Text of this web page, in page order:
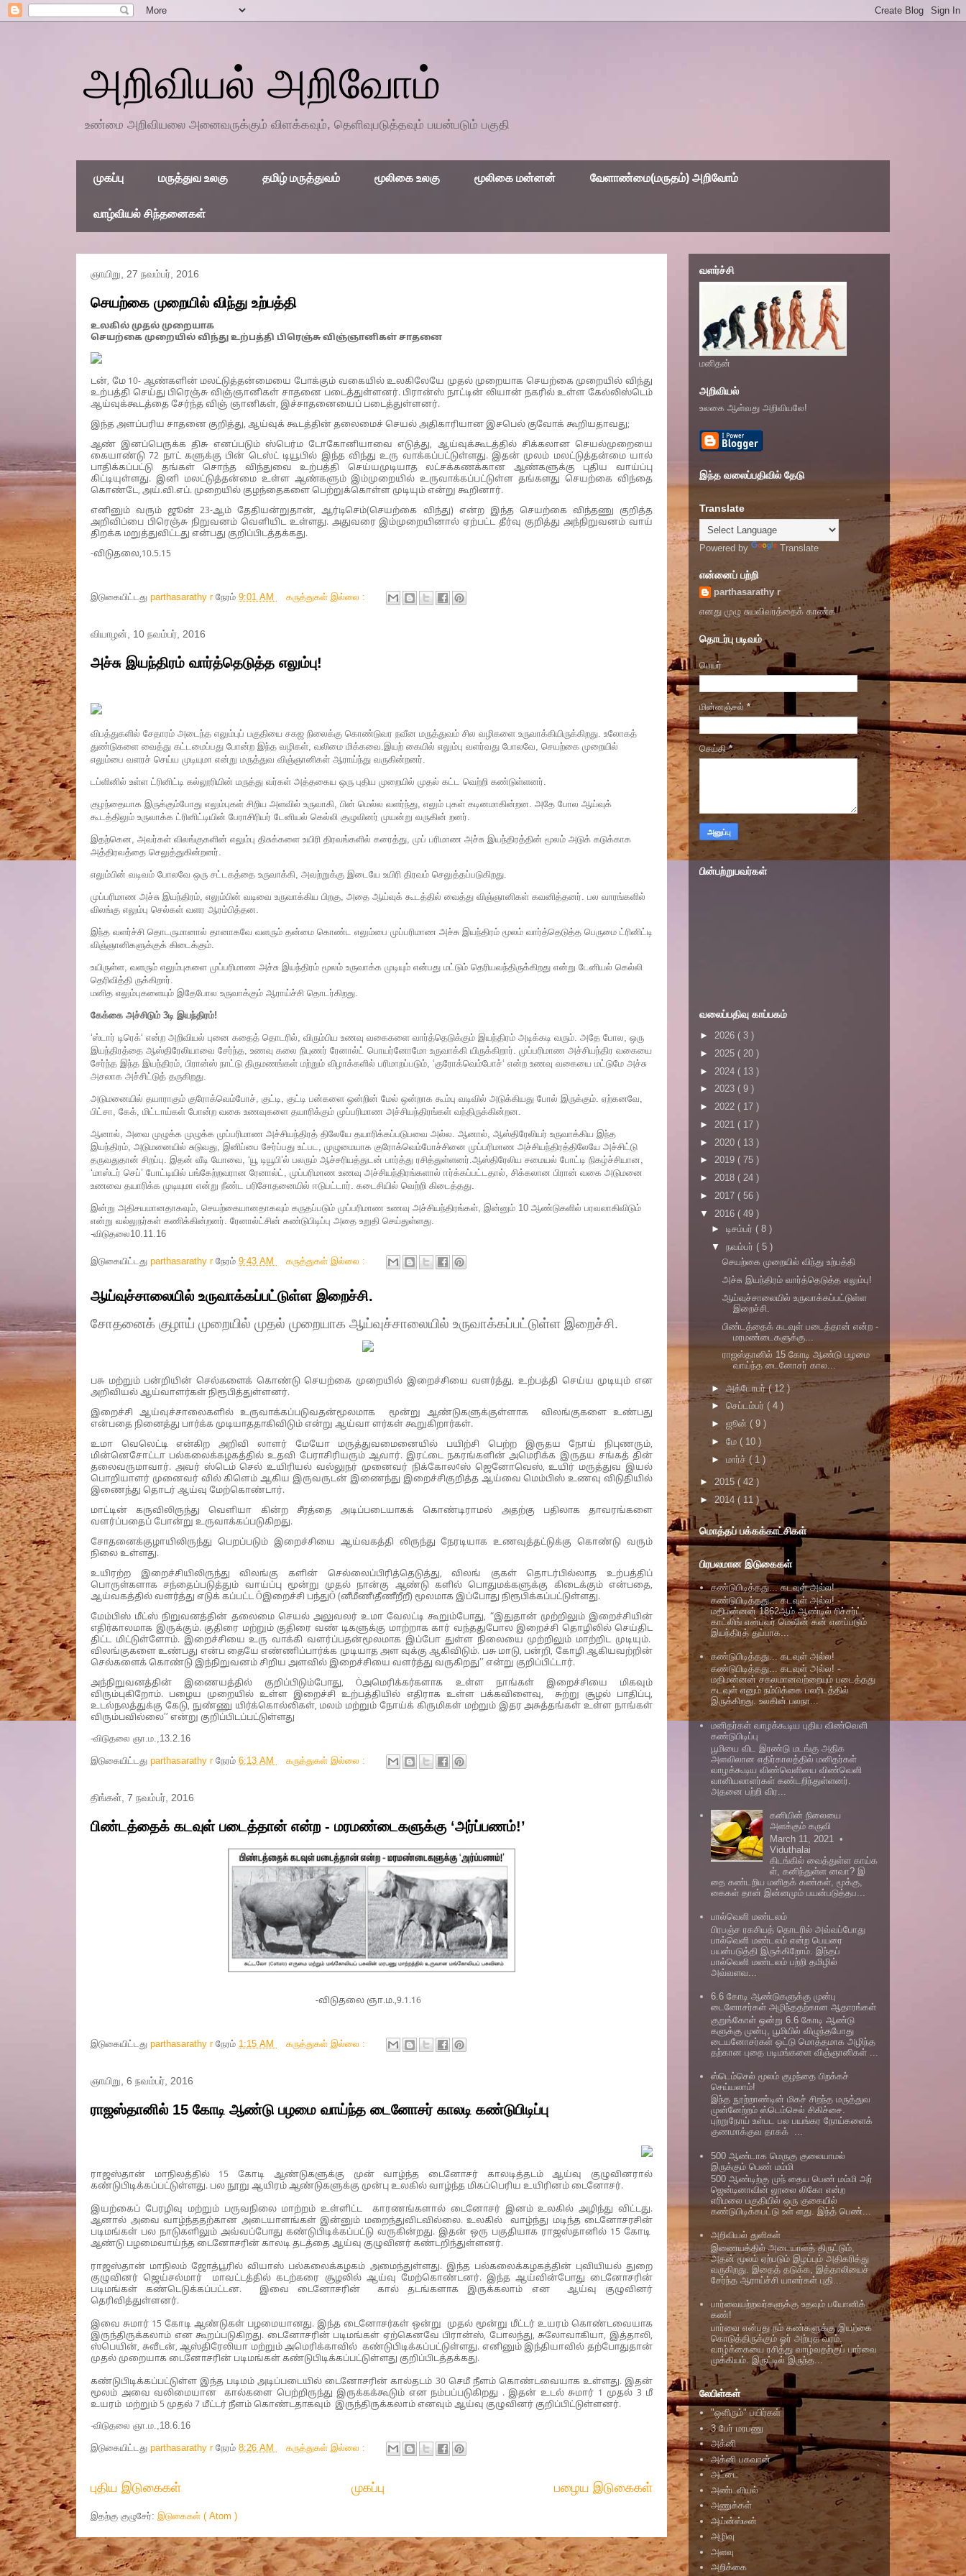
அறிவியல் அறிவோம்
உண்மை அறிவியலை அனைவருக்கும் விளக்கவும், தெளிவுபடுத்தவும் பயன்படும் பகுதி
முகப்பு மருத்துவ உலகு தமிழ் மருத்துவம் மூலிகை உலகு மூலிகை மன்னன் வேளாண்மை(மருதம்) அறிவோம்
வாழ்வியல் சிந்தனைகள்
ஞாயிறு, 27 நவம்பர், 2016
செயற்கை முறையில் விந்து உற்பத்தி
உலகில் முதல் முறையாக
செயற்கை முறையில் விந்து உற்பத்தி பிரெஞ்சு விஞ்ஞானிகள் சாதனை
டன், மே 10- ஆண்களின் மலட்டுத்தன்மையை போக்கும் வகையில் உலகிலேயே முதல் முறையாக செயற்கை முறையில் விந்து
உற்பத்தி செய்து பிரெஞ்சு விஞ்ஞானிகள் சாதனை படைத்துள்ளனர். பிரான்ஸ் நாட்டின் லியான் நகரில் உள்ள கேல்லிஸ்டெம்
ஆய்வுக்கூடத்தை சேர்ந்த விஞ் ஞானிகள், இச்சாதனையைப் படைத்துள்ளனர்.
இந்த அளப்பரிய சாதனை குறித்து, ஆய்வுக் கூடத்தின் தலைமைச் செயல் அதிகாரியான இசபெல் குவோக் கூறியதாவது;
ஆண் இனப்பெருக்க திசு எனப்படும் ஸ்பெர்ம டோகோனியாவை எடுத்து, ஆய்வுக்கூடத்தில் சிக்கலான செயல்முறையை
கையாண்டு 72 நாட் களுக்கு பின் டெஸ்ட் டியூபில் இந்த விந்து உரு வாக்கப்பட்டுள்ளது. இதன் முலம் மலட்டுத்தன்மை யால்
பாதிக்கப்பட்டு தங்கள் சொந்த விந்துவை உற்பத்தி செய்யமுடியாத லட்சக்கணக்கான ஆண்களுக்கு புதிய வாய்ப்பு
கிட்டியுள்ளது. இனி மலட்டுத்தன்மை உள்ள ஆண்களும் இம்முறையில் உருவாக்கப்பட்டுள்ள தங்களது செயற்கை விந்தை
கொண்டே, அய்.வி.எப். முறையில் குழந்தைகளை பெற்றுக்கொள்ள முடியும் என்று கூறினார்.
எனினும் வரும் ஜூன் 23-ஆம் தேதியன்றுதான், ஆர்டிசெம்(செயற்கை விந்து) என்ற இந்த செயற்கை விந்தணு குறித்த
அறிவிப்பை பிரெஞ்சு நிறுவனம் வெளியிட உள்ளது. அதுவரை இம்முறையினால் ஏற்பட்ட தீர்வு குறித்து அந்நிறுவனம் வாய்
திறக்க மறுத்துவிட்டது என்பது குறிப்பிடத்தக்கது.
-விடுதலை,10.5.15
இடுகையிட்டது parthasarathy r நேரம் 9:01 AM கருத்துகள் இல்லை :
வியாழன், 10 நவம்பர், 2016
அச்சு இயந்திரம் வார்த்தெடுத்த எலும்பு!
விபத்துகளில் சேதாரம் அடைந்த எலும்புப் பகுதியை சகஜ நிலைக்கு கொண்டுவர நவீன மருத்துவம் சில வழிகளை உருவாக்கியிருக்கிறது. உலோகத்
துண்டுகளை வைத்து கட்டமைப்பது போன்ற இந்த வழிகள், வலிமை மிக்கவை.இயற் கையில் எலும்பு வளர்வது போலவே, செயற்கை முறையில்
எலும்பை வளரச் செய்ய முடியுமா என்று மருத்துவ விஞ்ஞானிகள் ஆராய்ந்து வருகின்றனர்.
டப்ளினில் உள்ள ட்ரினிட்டி கல்லூரியின் மருத்து வர்கள் அத்தகைய ஒரு புதிய முறையில் முதல் கட்ட வெற்றி கண்டுள்ளனர்.
குழந்தையாக இருக்கும்போது எலும்புகள் சிறிய அளவில் உருவாகி, பின் மெல்ல வளர்ந்து, எலும் புகள் கடினமாகின்றன. அதே போல ஆய்வுக்
கூடத்திலும் உருவாக்க ட்ரினிட்டியின் பேராசிரியர் டேனியல் கெல்லி குழுவினர் முயன்று வருகின் றனர்.
இதற்கென, அவர்கள் விலங்குகளின் எலும்பு திசுக்களை உயிரி திரவங்களில் கரைத்து, முப் பரிமாண அச்சு இயந்திரத்தின் மூலம் அடுக் கடுக்காக
அத்திரவத்தை செலுத்துகின்றனர்.
எலும்பின் வடிவம் போலவே ஒரு சட்டகத்தை உருவாக்கி, அவற்றுக்கு இடையே உயிரி திரவம் செலுத்தப்படுகிறது.
முப்பரிமாண அச்சு இயந்திரம், எலும்பின் வடிவை உருவாக்கிய பிறகு, அதை ஆய்வுக் கூடத்தில் வைத்து விஞ்ஞானிகள் கவனித்தனர். பல வாரங்களில்
விலங்கு எலும்பு செல்கள் வளர ஆரம்பித்தன.
இந்த வளர்ச்சி தொடருமானால் தானாகவே வளரும் தன்மை கொண்ட எலும்பை முப்பரிமாண அச்சு இயந்திரம் மூலம் வார்த்தெடுத்த பெருமை ட்ரினிட்டி
விஞ்ஞானிகளுக்குக் கிடைக்கும்.
உயிருள்ள, வளரும் எலும்புகளை முப்பரிமாண அச்சு இயந்திரம் மூலம் உருவாக்க முடியும் என்பது மட்டும் தெரியவந்திருக்கிறது என்று டேனியல் கெல்லி
தெரிவித்தி ருக்கிறார்.
மனித எலும்புகளையும் இதேபோல உருவாக்கும் ஆராய்ச்சி தொடர்கிறது.
கேக்கை அச்சிடும் 3டி இயந்திரம்!
‘ஸ்டார் டிரெக்‘ என்ற அறிவியல் புனை கதைத் தொடரில், விரும்பிய உணவு வகைகளை வார்த்தெடுக்கும் இயந்திரம் அடிக்கடி வரும். அதே போல, ஒரு
இயந்திரத்தை ஆஸ்திரேலியாவை சேர்ந்த, உணவு கலை நிபுணர் ரேனால்ட் பொயர்னோமோ உருவாக்கி யிருக்கிறார். முப்பரிமாண அச்சியந்திர வகையை
சேர்ந்த இந்த இயந்திரம், பிரான்ஸ் நாட்டு திருமணங்கள் மற்றும் விழாக்களில் பரிமாறப்படும், ‘குரோக்வெம்போச்‘ என்ற உணவு வகையை மட்டுமே அச்சு
அசலாக அச்சிட்டுத் தருகிறது.
அடுமனையில் தயாராகும் குரோக்வெம்போச், குட்டி, குட்டி பன்களை ஒன்றின் மேல் ஒன்றாக கூம்பு வடிவில் அடுக்கியது போல் இருக்கும். ஏற்கனவே,
பிட்சா, கேக், மிட்டாய்கள் போன்ற வகை உணவுகளை தயாரிக்கும் முப்பரிமாண அச்சியந்திரங்கள் வந்திருக்கின்றன.
ஆனால், அவை முழுக்க முழுக்க முப்பரிமாண அச்சியந்திரத் திலேயே தயாரிக்கப்படுபவை அல்ல. ஆனால், ஆஸ்திரேலியர் உருவாக்கிய இந்த
இயந்திரம், அடுமனையில் சுடுவது, இனிப்பை சேர்ப்பது உட்பட, முழுமையாக குரோக்வெம்போச்சினை முப்பரிமாண அச்சியந்திரத்திலேயே அச்சிட்டு
தருவதுதான் சிறப்பு. இதன் வீடி யோவை, ‘யூ டியூபி’ல் பலரும் ஆச்சரியத்துடன் பார்த்து ரசித்துள்ளனர்.ஆஸ்திரேலிய சமையல் போட்டி நிகழ்ச்சியான,
‘மாஸ்டர் செப்’ போட்டியில் பங்கேற்றவரான ரேனால்ட், முப்பரிமாண உணவு அச்சியந்திரங்களால் ஈர்க்கப்பட்டதால், சிக்கலான பிரான் வகை அடுமனை
உணவை தயாரிக்க முடியுமா என்று நீண்ட பரிசோதனையில் ஈடுபட்டார். கடைசியில் வெற்றி கிடைத்தது.
இன்று அதிசயமானதாகவும், செயற்கையானதாகவும் கருதப்படும் முப்பரிமாண உணவு அச்சியந்திரங்கள், இன்னும் 10 ஆண்டுகளில் பரவலாகிவிடும்
என்று வல்லுநர்கள் கணிக்கின்றனர். ரேனால்ட்சின் கண்டுபிடிப்பு அதை உறுதி செய்துள்ளது.
-விடுதலை10.11.16
இடுகையிட்டது parthasarathy r நேரம் 9:43 AM கருத்துகள் இல்லை :
ஆய்வுச்சாலையில் உருவாக்கப்பட்டுள்ள இறைச்சி.
சோதனைக் குழாய் முறையில் முதல் முறையாக ஆய்வுச்சாலையில் உருவாக்கப்பட்டுள்ள இறைச்சி.
பசு மற்றும் பன்றியின் செல்களைக் கொண்டு செயற்கை முறையில் இறைச்சியை வளர்த்து, உற்பத்தி செய்ய முடியும் என
அறிவியல் ஆய்வாளர்கள் நிரூபித்துள்ளனர்.
இறைச்சி ஆய்வுச்சாலைகளில் உருவாக்கப்படுவதன்மூலமாக மூன்று ஆண்டுகளுக்குள்ளாக விலங்குகளை உண்பது
என்பதை நினைத்து பார்க்க முடியாததாகிவிடும் என்று ஆய்வா ளர்கள் கூறுகிறார்கள்.
உமா வெலெட்டி என்கிற அறிவி லாளர் மேயோ மருத்துவமைனையில் பயிற்சி பெற்ற இருதய நோய் நிபுணரும்,
மின்னெசோட்டா பல்கலைக்கழகத்தில் உதவி பேராசிரியரும் ஆவார். இரட்டை நகரங்களின் அமெரிக்க இருதய சங்கத் தின்
தலைவருமாவார். அவர் ஸ்டெம் செல் உயிரியல் வல்லுநர் முனைவர் நிக்கோல¢ஸ் ஜெனோவெஸ், உயிர் மருத்துவ இயல்
பொறியாளர் முனைவர் வில் கிளெம் ஆகிய இருவருடன் இணைந்து இறைச்சிகுறித்த ஆய்வை மெம்பிஸ் உணவு விடுதியில்
இணைந்து தொடர் ஆய்வு மேற்கொண்டார்.
மாட்டின் கருவிலிருந்து வெளியா கின்ற சீரத்தை அடிப்படையாகக் கொண்டிராமல் அதற்கு பதிலாக தாவரங்களை
வளர்ப்பதைப் போன்று உருவாக்கப்படுகிறது.
சோதனைக்குழாயிலிருந்து பெறப்படும் இறைச்சியை ஆய்வகத்தி லிருந்து நேரடியாக உணவுத்தட்டுக்கு கொண்டு வரும்
நிலை உள்ளது.
உயிரற்ற இறைச்சியிலிருந்து விலங்கு களின் செல்லைப்பிரித்தெடுத்து, விலங் குகள் தொடர்பில்லாத உற்பத்திப்
பொருள்களாக சந்தைப்படுத்தும் வாய்ப்பு மூன்று முதல் நான்கு ஆண்டு களில் பொதுமக்களுக்கு கிடைக்கும் என்பதை,
ஆய்வகத்தில் வளர்த்து எடுக் கப்பட்ட Ôஇறைச்சி பந்துÕ (னீமீணீtதீணீறீறீ) மூலமாக இப்போது நிரூபிக்கப்பட்டுள்ளது.
மேம்பிஸ் மீட்ஸ் நிறுவனத்தின் தலைமை செயல் அலுவலர் உமா வேலட்டி கூறும்போது, “இதுதான் முற்றிலும் இறைச்சியின்
எதிர்காலமாக இருக்கும். குதிரை மற்றும் குதிரை வண் டிகளுக்கு மாற்றாக கார் வந்ததுபோல இறைச்சி தொழிலில் செய்திட
திட்ட மிட்டுள்ளோம். இறைச்சியை உரு வாக்கி வளர்ப்பதன்மூலமாக இப்போ துள்ள நிலையை முற்றிலும் மாற்றிட முடியும்.
விலங்குகளை உண்பது என்ப தையே எண்ணிப்பார்க்க முடியாத அள வுக்கு ஆகிவிடும். பசு மாடு, பன்றி, கோழி ஆகியவற்றின்
செல்களைக் கொண்டு இந்நிறுவனம் சிறிய அளவில் இறைச்சியை வளர்த்து வருகிறது’’ என்று குறிப்பிட்டார்.
அந்நிறுவனத்தின் இணையத்தில் குறிப்பிடும்போது, Òஅமெரிக்கர்களாக உள்ள நாங்கள் இறைச்சியை மிகவும்
விரும்புகிறோம். பழைய முறையில் உள்ள இறைச்சி உற்பத்தியில் எதிராக உள்ள பக்கவிளைவு, சுற்று சூழல் பாதிப்பு,
உடல்நலத்துக்கு கேடு, நுண்ணு யிர்க்கொல்லிகள், மலம் மற்றும் நோய்க் கிருமிகள் மற்றும் இதர அசுத்தங்கள் உள்ள நாங்கள்
விரும்பவில்லை’’ என்று குறிப்பிடப்பட்டுள்ளது
-விடுதலை ஞா.ம.,13.2.16
இடுகையிட்டது parthasarathy r நேரம் 6:13 AM கருத்துகள் இல்லை :
திங்கள், 7 நவம்பர், 2016
பிண்டத்தைக் கடவுள் படைத்தான் என்ற - மரமண்டைகளுக்கு ‘அர்ப்பணம்!’
-விடுதலை ஞா.ம.,9.1.16
இடுகையிட்டது parthasarathy r நேரம் 1:15 AM கருத்துகள் இல்லை :
ஞாயிறு, 6 நவம்பர், 2016
ராஜஸ்தானில் 15 கோடி ஆண்டு பழமை வாய்ந்த டைனோசர் காலடி கண்டுபிடிப்பு
ராஜஸ்தான் மாநிலத்தில் 15 கோடி ஆண்டுகளுக்கு முன் வாழ்ந்த டைனோசர் காலடித்தடம் ஆய்வு குழுவினரால்
கண்டுபிடிக்கப்பட்டுள்ளது. பல நூறு ஆயிரம் ஆண்டுகளுக்கு முன்பு உலகில் வாழ்ந்த மிகப்பெரிய உயிரினம் டைனோசர்.
இயற்கைப் பேரழிவு மற்றும் பருவநிலை மாற்றம் உள்ளிட்ட காரணங்களால் டைனோசர் இனம் உலகில் அழிந்து விட்டது.
ஆனால் அவை வாழ்ந்ததற்கான அடையாளங்கள் இன்னும் மறைந்துவிடவில்லை. உலகில் வாழ்ந்து மடிந்த டைனோசரசின்
படிமங்கள் பல நாடுகளிலும் அவ்வப்போது கண்டுபிடிக்கப்பட்டு வருகின்றது. இதன் ஒரு பகுதியாக ராஜஸ்தானில் 15 கோடி
ஆண்டு பழமைவாய்ந்த டைனோசரின் காலடி தடத்தை ஆய்வு குழுவினர் கண்டறிந்துள்ளனர்.
ராஜஸ்தான் மாநிலம் ஜோத்பூரில் வியாஸ் பல்கலைக்கழகம் அமைந்துள்ளது. இந்த பல்கலைக்கழகத்தின் புவியியல் துறை
குழுவினர் ஜெய்சல்மார் மாவட்டத்தில் கடற்கரை சூழலில் ஆய்வு மேற்கொண்டனர். இந்த ஆய்வின்போது டைனோசரின்
படிமங்கள் கண்டெடுக்கப்பட்டன. இவை டைனோசரின் கால் தடங்களாக இருக்கலாம் என ஆய்வு குழுவினர்
தெரிவித்துள்ளனர்.
இவை சுமார் 15 கோடி ஆண்டுகள் பழமையானது. இந்த டைனோசர்கள் ஒன்று முதல் மூன்று மீட்டர் உயரம் கொண்டவையாக
இருந்திருக்கலாம் என கூறப்படுகிறது. டைனோசரின் படிமங்கள் ஏற்கெனவே பிரான்ஸ், போலந்து, சுலோவாகியா, இத்தாலி,
ஸ்பெயின், சுவீடன், ஆஸ்திரேலியா மற்றும் அமெரிக்காவில் கண்டுபிடிக்கப்பட்டுள்ளது. எனினும் இந்தியாவில் தற்போதுதான்
முதல் முறையாக டைனோசரின் படிமங்கள் கண்டுபிடிக்கப்பட்டுள்ளது குறிப்பிடத்தக்கது.
கண்டுபிடிக்கப்பட்டுள்ள இந்த படிமம் அடிப்படையில் டைனோசரின் கால்தடம் 30 செமீ நீளம் கொண்டவையாக உள்ளது. இதன்
மூலம் அவை வலிமையான கால்களை பெற்றிருந்து இருக்கக்கூடும் என நம்பப்படுகிறது . இதன் உடல் சுமார் 1 முதல் 3 மீ
உயரம் மற்றும் 5 முதல் 7 மீட்டர் நீளம் கொண்டதாகவும் இருந்திருக்கலாம் எனவும் ஆய்வு குழுவினர் குறிப்பிட்டுள்ளனர்.
-விடுதலை ஞா.ம.,18.6.16
இடுகையிட்டது parthasarathy r நேரம் 8:26 AM கருத்துகள் இல்லை :
புதிய இடுகைகள் பழைய இடுகைகள்
முகப்பு
இதற்கு குழுசேர்: இடுகைகள் ( Atom )
வளர்ச்சி
மனிதன்
அறிவியல்
உலகை ஆள்வது அறிவியலே!
இந்த வலைப்பதிவில் தேடு
Translate
Powered by Translate
என்னைப் பற்றி
parthasarathy r
எனது முழு சுயவிவரத்தைக் காண்க
தொடர்பு படிவம்
பெயர்
மின்னஞ்சல் *
செய்தி*
பின்பற்றுபவர்கள்
வலைப்பதிவு காப்பகம்
► 2026 ( 3 )
► 2025 ( 20 )
► 2024 ( 13 )
► 2023 ( 9 )
► 2022 ( 17 )
► 2021 ( 17 )
► 2020 ( 13 )
► 2019 ( 75 )
► 2018 ( 24 )
► 2017 ( 56 )
▼ 2016 ( 49 )
► டிசம்பர் ( 8 )
▼ நவம்பர் ( 5 )
செயற்கை முறையில் விந்து உற்பத்தி
அச்சு இயந்திரம் வார்த்தெடுத்த எலும்பு!
ஆய்வுச்சாலையில் உருவாக்கப்பட்டுள்ள
இறைச்சி.
பிண்டத்தைக் கடவுள் படைத்தான் என்ற -
மரமண்டைகளுக்கு...
ராஜஸ்தானில் 15 கோடி ஆண்டு பழமை
வாய்ந்த டைனோசர் கால...
► அக்டோபர்( 12 )
► செப்டம்பர் ( 4 )
► ஜூன் ( 9 )
► மே ( 10 )
► மார்ச் ( 1 )
► 2015 ( 42 )
► 2014 ( 11 )
மொத்தப் பக்கக்காட்சிகள்
பிரபலமான இடுகைகள்
கண்டுபிடித்தது... கடவுள் அல்ல!
கண்டுபிடித்தது... கடவுள் அல்ல! -
மதிமன்னன் 1862ஆம் ஆண்டில் ரிச்சர்ட்
காட்லிங் என்பவர் மெஷின் கன் எனப்படும்
இயந்திரத் துப்பாக...
கண்டுபிடித்தது... கடவுள் அல்ல!
கண்டுபிடித்தது... கடவுள் அல்ல! -
மதிமன்னன் சகலமானவற்றையும் படைத்தது
கடவுள் எனும் நம்பிக்கை பலரிடத்தில்
இருக்கிறது. உலகின் பலநா...
மனிதர்கள் வாழக்கூடிய புதிய விண்வெளி
கண்டுபிடிப்பு
பூமியை விட இரண்டு மடங்கு அதிக
அளவிலான எதிர்காலத்தில் மனிதர்கள்
வாழக்கூடிய விண்வெளியை விண்வெளி
வானியலாளர்கள் கண்டறிந்துள்ளனர்.
அதனை பற்றி விர...
கனியின் நிலையை
அளக்கும் கருவி
March 11, 2021 •
Viduthalai
கிடங்கில் வைத்துள்ள காய்க
ள், கனிந்துள்ள னவா? இ
தை கண்டறிய மனிதக் கண்கள், மூக்கு,
கைகள் தான் இன்னமும் பயன்படுத்தப...
பால்வெளி மண்டலம்
பிரபஞ்ச ரகசியத் தொடரில் அவ்வப்போது
பால்வெளி மண்டலம் என்ற பெயரை
பயன்படுத்தி இருக்கிறோம். இந்தப்
பால்வெளி மண்டலம் பற்றி தமிழில்
அவ்வளவ...
6.6 கோடி ஆண்டுகளுக்கு முன்பு
டைனோசர்கள் அழிந்ததற்கான ஆதாரங்கள்
குறுங்கோள் ஒன்று 6.6 கோடி ஆண்டு
களுக்கு முன்பு, பூமியில் விழுந்தபோது
டையனோசர்கள் ஒட்டு மொத்தமாக அழிந்த
தற்கான புதை படிமங்களை விஞ்ஞானிகள் ...
ஸ்டெம்செல் மூலம் குழந்தை பிறக்கச்
செய்யலாம்!
இந்த நூற்றாண்டின் மிகச் சிறந்த மருத்துவ
முன்னேற்றம் ஸ்டெம்செல் சிகிச்சை.
புற்றுநோய் உள்பட பல பயங்கர நோய்களைக்
குணமாக்குவ தாகக் ...
500 ஆண்டாக மெருகு குலையாமல்
இருக்கும் பெண் மம்மி
500 ஆண்டிற்கு முந் தைய பெண் மம்மி அர்
ஜென்டினாவின் லூலை லிகோ என்ற
எரிமலை பகுதியில் ஒரு குகையில்
கண்டுபிடிக்கபட்டு உள் ளது. இந்த் பெண்...
அறிவியல் துளிகள்
இணையத்தில் அடையாளத் திருட்டும்,
அதன் மூலம் ஏற்படும் இழப்பும் அதிகரித்து
வருகிறது. இதைத் தடுக்க, இத்தாலியைச்
சேர்ந்த ஆராய்ச்சி யாளர்கள் புதி...
பார்வையற்றவர்களுக்கு உதவும் பயோனிக்
கண்!
பார்வை என்பது நம் கண்களுக்கு இயற்கை
கொடுத்திருக்கும் ஓர் அற்புத வரம்.
வாழ்க்கையை ரசித்து வாழ்வதற்குப் பார்வை
முக்கியம். இருட்டில் இருந்த...
லேபிள்கள்
"ஒளிரும்" பயிர்கள்
3 பேர் மரபணு
அக்னி
அக்னி பகவான்
அட்டை
அண்டவியல்
அணுக்கள்
அய்ன்ஸ்டீன்
அழிவு
அளவு
அறிக்கை